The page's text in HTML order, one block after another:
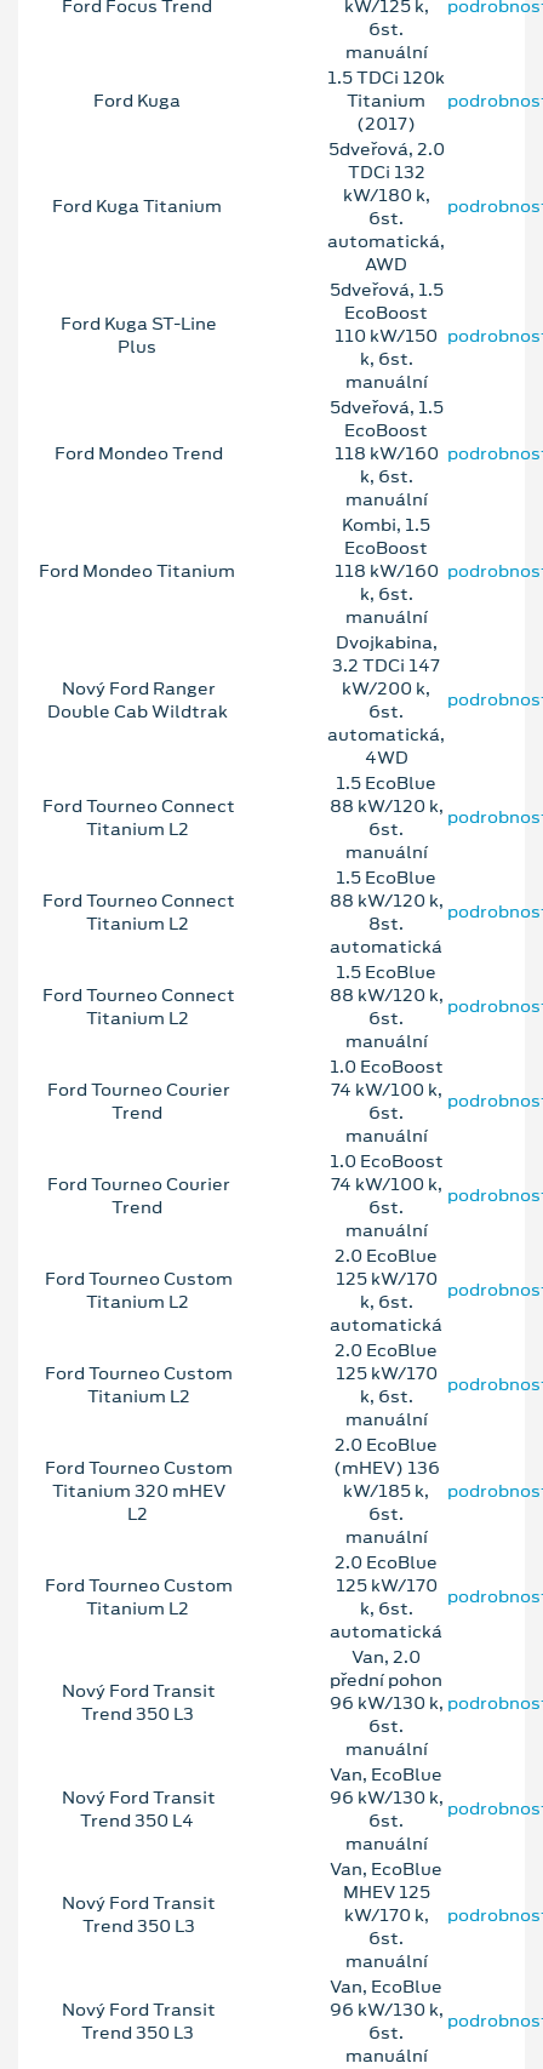
Ford Focus Trend
kW/125 k,
6st.
manuální
Ford Kuga
1.5 TDCi 120k
Titanium
(2017)
Ford Kuga Titanium
5dveřová, 2.0
TDCi 132
kW/180 k,
6st.
automatická,
AWD
Ford Kuga ST-Line
Plus
5dveřová, 1.5
EcoBoost
110 kW/150
k, 6st.
manuální
Ford Mondeo Trend
5dveřová, 1.5
EcoBoost
118 kW/160
k, 6st.
manuální
Ford Mondeo Titanium
Kombi, 1.5
EcoBoost
118 kW/160
k, 6st.
manuální
Nový Ford Ranger
Double Cab Wildtrak
Dvojkabina,
3.2 TDCi 147
kW/200 k,
6st.
automatická,
4WD
Ford Tourneo Connect
Titanium L2
1.5 EcoBlue
88 kW/120 k,
6st.
manuální
Ford Tourneo Connect
Titanium L2
1.5 EcoBlue
88 kW/120 k,
8st.
automatická
Ford Tourneo Connect
Titanium L2
1.5 EcoBlue
88 kW/120 k,
6st.
manuální
Ford Tourneo Courier
Trend
1.0 EcoBoost
74 kW/100 k,
6st.
manuální
Ford Tourneo Courier
Trend
1.0 EcoBoost
74 kW/100 k,
6st.
manuální
Ford Tourneo Custom
Titanium L2
2.0 EcoBlue
125 kW/170
k, 6st.
automatická
Ford Tourneo Custom
Titanium L2
2.0 EcoBlue
125 kW/170
k, 6st.
manuální
Ford Tourneo Custom
Titanium 320 mHEV
L2
2.0 EcoBlue
(mHEV) 136
kW/185 k,
6st.
manuální
Ford Tourneo Custom
Titanium L2
2.0 EcoBlue
125 kW/170
k, 6st.
automatická
Nový Ford Transit
Trend 350 L3
Van, 2.0
přední pohon
96 kW/130 k,
6st.
manuální
Nový Ford Transit
Trend 350 L4
Van, EcoBlue
96 kW/130 k,
6st.
manuální
Nový Ford Transit
Trend 350 L3
Van, EcoBlue
MHEV 125
kW/170 k,
6st.
manuální
Nový Ford Transit
Trend 350 L3
Van, EcoBlue
96 kW/130 k,
6st.
manuální